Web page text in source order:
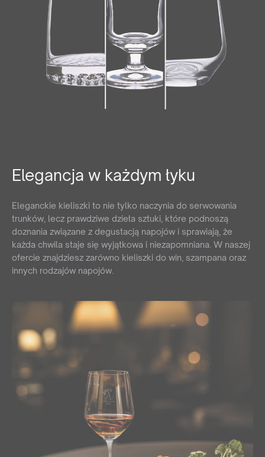
Elegancja w każdym łyku
Eleganckie kieliszki to nie tylko naczynia do serwowania
trunków, lecz prawdziwe dzieła sztuki, które podnoszą
doznania związane z degustacją napojów i sprawiają, że
każda chwila staje się wyjątkowa i niezapomniana. W naszej
ofercie znajdziesz zarówno kieliszki do win, szampana oraz
innych rodzajów napojów.